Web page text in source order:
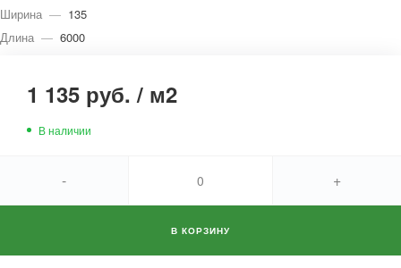
Ширина — 135
Длина — 6000
1 135 руб. / м2
В наличии
- +
В КОРЗИНУ